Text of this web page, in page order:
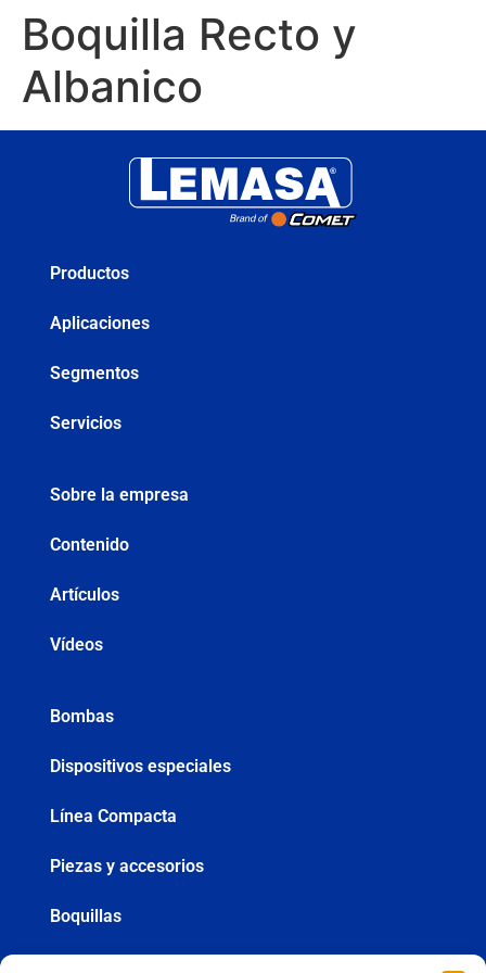
Boquilla Recto y
Albanico
Productos
Aplicaciones
Segmentos
Servicios
Sobre la empresa
Contenido
Artículos
Vídeos
Bombas
Dispositivos especiales
Línea Compacta
Piezas y accesorios
Boquillas